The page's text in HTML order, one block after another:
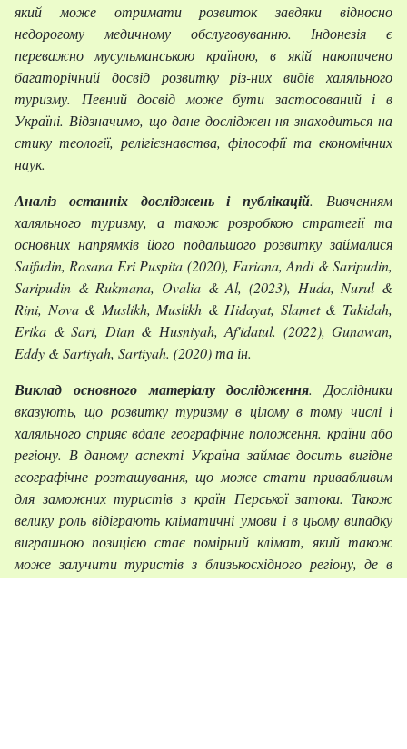
який може отримати розвиток завдяки відносно
недорогому медичному обслуговуванню. Індонезія є
переважно мусульманською країною, в якій накопичено
багаторічний досвід розвитку різ-них видів халяльного
туризму. Певний досвід може бути застосований і в
Україні. Відзначимо, що дане досліджен-ня знаходиться на
стику теології, релігієзнавства, філософії та економічних
наук.
Аналіз останніх досліджень і публікацій. Вивченням
халяльного туризму, а також розробкою стратегії та
основних напрямків його подальшого розвитку займалися
Saifudin, Rosana Eri Puspita (2020), Fariana, Andi & Saripudin,
Saripudin & Rukmana, Ovalia & Al, (2023), Huda, Nurul &
Rini, Nova & Muslikh, Muslikh & Hidayat, Slamet & Takidah,
Erika & Sari, Dian & Нusniyah, Аf'idatul. (2022), Gunawan,
Eddy & Sartiyah, Sartiyah. (2020) та ін.
Виклад основного матеріалу дослідження. Дослідники
вказують, що розвитку туризму в цілому в тому числі і
халяльного сприяє вдале географічне положення. країни або
регіону. В даному аспекті Україна займає досить вигідне
географічне розташування, що може стати привабливим
для заможних туристів з країн Перської затоки. Також
велику роль відіграють кліматичні умови і в цьому випадку
виграшною позицією стає помірний клімат, який також
може залучити туристів з близькосхідного регіону, де в
літній період досить жаркий клімат і які прагнуть влітку